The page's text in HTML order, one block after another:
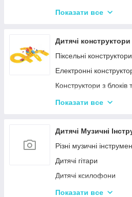
Дитячі водяні
Дитячі іграшкові луки,
Іграшкові пістолети
Дитячі пістолети,
Показати все
Дитячі конструктори
Піксельні конструктори
Електронні
Конструктори з блоків
Конструктор для
Тривимірні пазли-
Металеві конструктори
Показати все
Дитячі Музичні
Різні музичні
Дитячі гітари
Дитячі ксилофони
Дитячі Синтезатори та
Показати все